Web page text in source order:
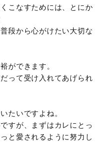
こなすためには、とにか
段から心がけたい大切な
ができます。
って受け入れてあげられ
たいですよね。
すが、まずはカレにとっ
と愛されるように努力し